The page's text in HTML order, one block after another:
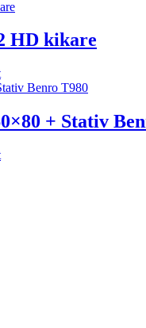
HD kikare
+ Stativ